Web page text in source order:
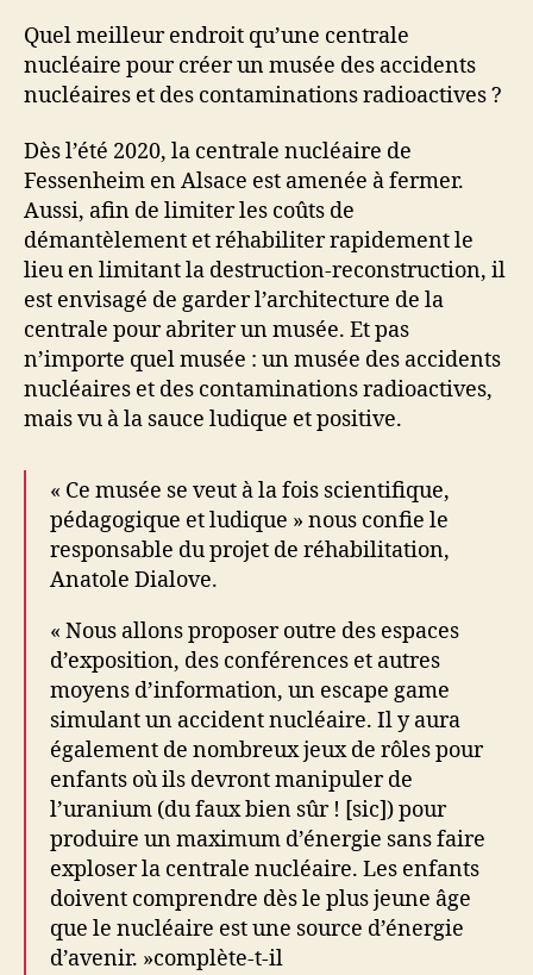
Quel meilleur endroit qu’une centrale
nucléaire pour créer un musée des accidents
nucléaires et des contaminations radioactives ?
Dès l’été 2020, la centrale nucléaire de
Fessenheim en Alsace est amenée à fermer.
Aussi, afin de limiter les coûts de
démantèlement et réhabiliter rapidement le
lieu en limitant la destruction-reconstruction, il
est envisagé de garder l’architecture de la
centrale pour abriter un musée. Et pas
n’importe quel musée : un musée des accidents
nucléaires et des contaminations radioactives,
mais vu à la sauce ludique et positive.
« Ce musée se veut à la fois scientifique,
pédagogique et ludique » nous confie le
responsable du projet de réhabilitation,
Anatole Dialove.
« Nous allons proposer outre des espaces
d’exposition, des conférences et autres
moyens d’information, un escape game
simulant un accident nucléaire. Il y aura
également de nombreux jeux de rôles pour
enfants où ils devront manipuler de
l’uranium (du faux bien sûr ! [sic]) pour
produire un maximum d’énergie sans faire
exploser la centrale nucléaire. Les enfants
doivent comprendre dès le plus jeune âge
que le nucléaire est une source d’énergie
d’avenir. »complète-t-il